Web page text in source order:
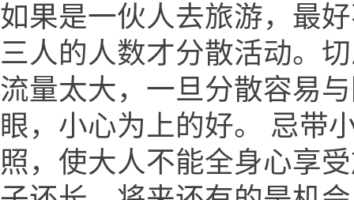
如果是一伙人去旅游，最
三人的人数才分散活动。
流量太大，一旦分散容易
眼，小心为上的好。 忌带
照，使大人不能全身心享